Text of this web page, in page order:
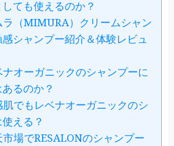
ても使えるのか？
ラ（MIMURA）クリームシャン
シャンプー紹介＆体験レビュ
ナオーガニックのシャンプーに
るのか？
肌でもレベナオーガニックのシ
える？
市場でRESALONのシャンプー